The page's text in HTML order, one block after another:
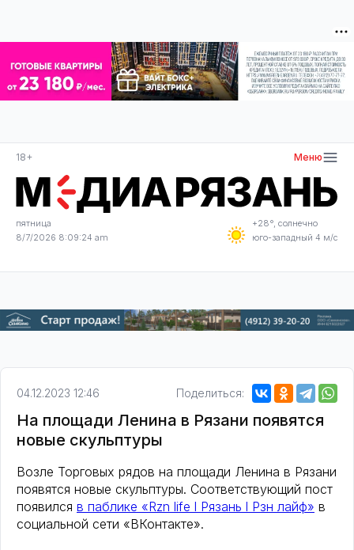
18+ Меню
пятница
8/7/2026 8:09:25 am
+28°, солнечно
юго-западный 4 м/с
04.12.2023 12:46 Поделиться:
На площади Ленина в Рязани появятся
новые скульптуры
Возле Торговых рядов на площади Ленина в Рязани
появятся новые скульптуры. Соответствующий пост
появился в паблике «Rzn life l Рязань l Рзн лайф» в
социальной сети «ВКонтакте».